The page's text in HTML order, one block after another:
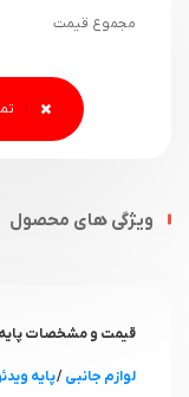
مجموع قیمت
ویژگی های محصول
قیمت و مشخصات پایه
لوازم جانبی/پایه